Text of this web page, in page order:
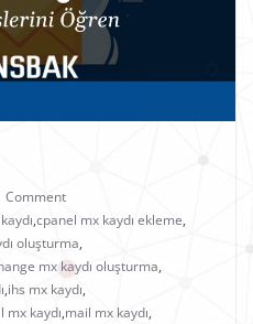
Comment
,cpanel mx kaydı ekleme,
oluşturma,
mx kaydı oluşturma,
,ihs mx kaydı,
mx kaydı,mail mx kaydı,